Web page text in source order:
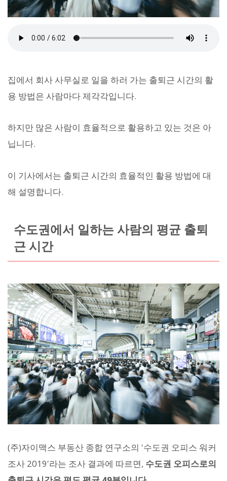
집에서 회사 사무실로 일을 하러 가는 출퇴근 시간의 활
용 방법은 사람마다 제각각입니다.
하지만 많은 사람이 효율적으로 활용하고 있는 것은 아
닙니다.
이 기사에서는 출퇴근 시간의 효율적인 활용 방법에 대
해 설명합니다.
수도권에서 일하는 사람의 평균 출퇴
근 시간
(주)자이맥스 부동산 종합 연구소의 '수도권 오피스 워커
조사 2019'라는 조사 결과에 따르면, 수도권 오피스로의